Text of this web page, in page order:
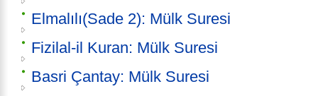
Elmalılı(Sade 2): Mülk Suresi
Fizilal-il Kuran: Mülk Suresi
Basri Çantay: Mülk Suresi